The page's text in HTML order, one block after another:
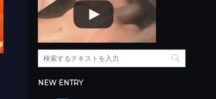
NEW ENTRY